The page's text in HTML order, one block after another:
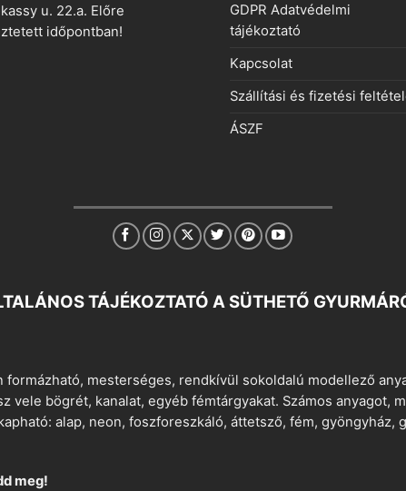
u. 22.a. Előre
időpontban!
GDPR Adatvédelmi
tájékoztató
Kapcsolat
Szállítási és fizetési
ÁSZF
TÁJÉKOZTATÓ A SÜTHETŐ
mesterséges, rendkívül sokoldalú modellező
vele bögrét, kanalat, egyéb fémtárgyakat. Számos anyagot,
alap, neon, foszforeszkáló, áttetsző, fém, gyöngyház,
meg!